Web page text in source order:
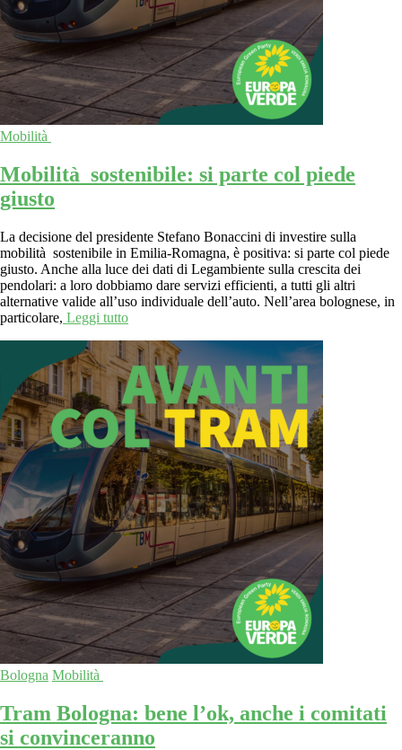
Mobilità
Mobilità sostenibile: si parte col piede
giusto
La decisione del presidente Stefano Bonaccini di investire sulla
mobilità sostenibile in Emilia-Romagna, è positiva: si parte col piede
giusto. Anche alla luce dei dati di Legambiente sulla crescita dei
pendolari: a loro dobbiamo dare servizi efficienti, a tutti gli altri
alternative valide all’uso individuale dell’auto. Nell’area bolognese, in
particolare, Leggi tutto
Bologna Mobilità
Tram Bologna: bene l’ok, anche i comitati
si convinceranno